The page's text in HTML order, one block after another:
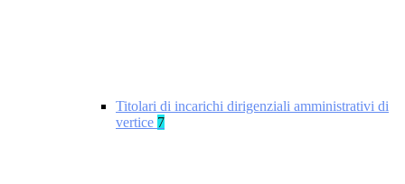
Titolari di incarichi dirigenziali amministrativi di
vertice 7